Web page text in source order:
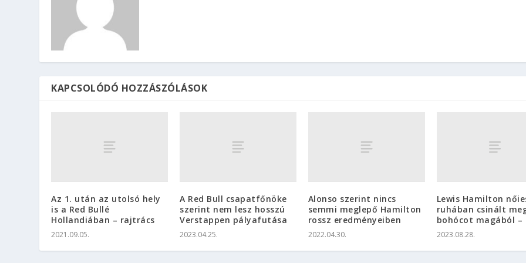
KAPCSOLÓDÓ HOZZÁSZÓLÁSOK
Az 1. után az utolsó hely
is a Red Bullé
Hollandiában – rajtrács
2021.09.05.
A Red Bull csapatfőnöke
szerint nem lesz hosszú
Verstappen pályafutása
2023.04.25.
Alonso szerint nincs
semmi meglepő Hamilton
rossz eredményeiben
2022.04.30.
Lewis Hamilton
ruhában csinált
bohócot magából –
2023.08.28.